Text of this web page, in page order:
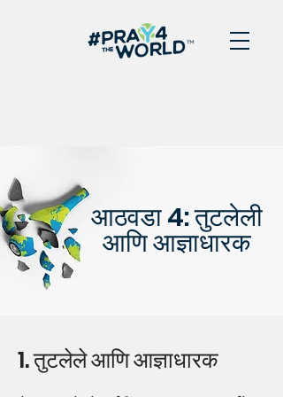
आठवडा 4: तुटलेली
आणि आज्ञाधारक
1. तुटलेले आणि आज्ञाधारक